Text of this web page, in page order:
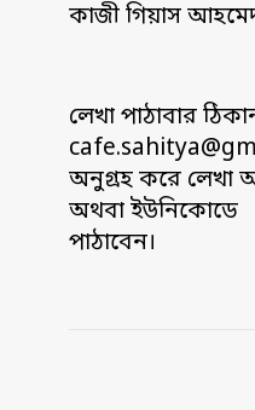
কাজী গিয়াস
লেখা পাঠাবার
অনুগ্রহ করে লেখা
অথবা ইউনিকোডে
পাঠাবেন।